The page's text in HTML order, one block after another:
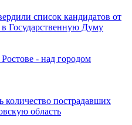
список кандидатов от
Государственную Думу
- над городом
количество пострадавших
область